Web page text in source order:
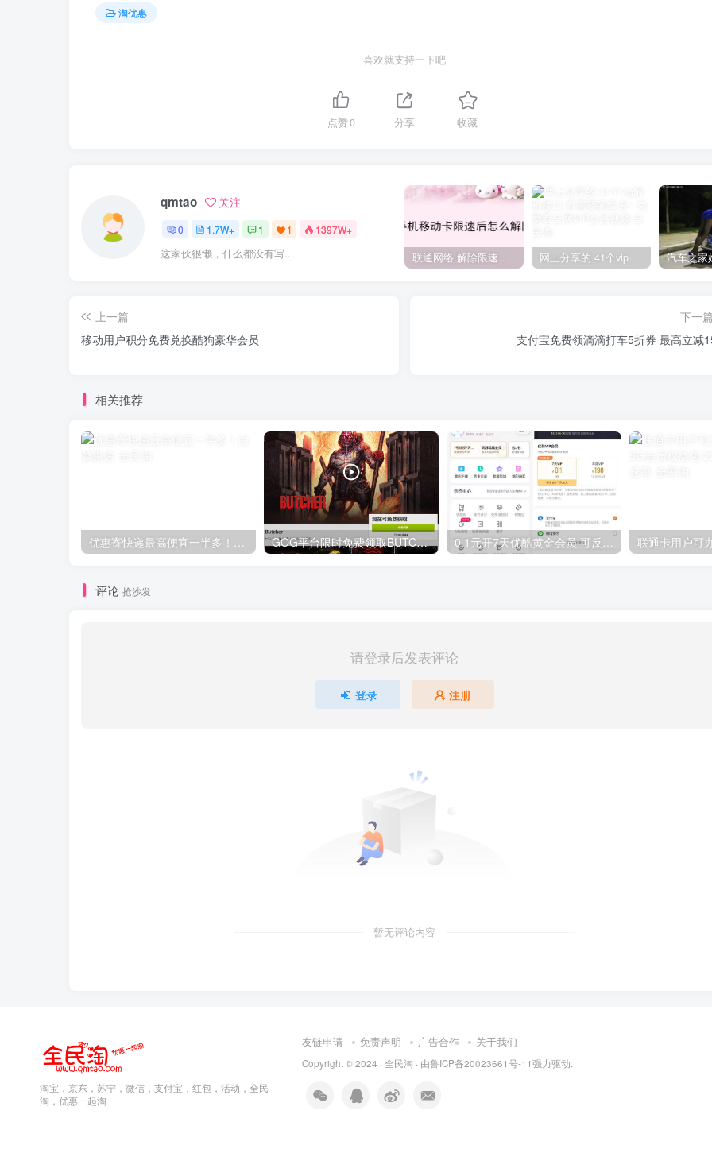
淘优惠
喜欢就支持一下吧
点赞0 分享 收藏
qmtao 关注
0 1.7W+ 1 1 1397W+
这家伙很懒，什么都没有写... 联通网络 解除限速方法参考！畅享、畅玩、老白干等及其它地区自测了 网上分享的 41个vip解析接口 有需要的拿去~ 免费看全网VIP会员视频
上一篇
移动用户积分免费兑换酷狗豪华会员
下一
支付宝免费领滴滴打车5折券 最高立减
相关推荐
优惠寄快递最高便宜一半多！白鸽惠递 GOG平台限时免费领取BUTCHER（屠夫） 0.1元开7天优酷黄金会员 可反复开通需要关闭自动续费
评论 抢沙发
请登录后发表评论
登录 注册
暂无评论内容
淘宝，京东，苏宁，微信，支付宝，红包，活动，全民
淘，优惠一起淘
友链申请 免责声明 广告合作 关于我们
Copyright © 2024 · 全民淘 · 由鲁ICP备20023661号-11强力驱动.